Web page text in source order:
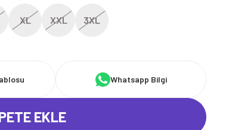
XL XXL 3XL
Whatsapp Bilgi
EKLE